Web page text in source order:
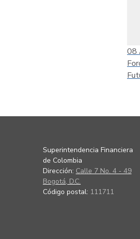
08
Superintendencia Financiera
de Colombia
Dirección: Calle 7 No. 4 - 49
Bogotá, D.C.
Código postal: 111711